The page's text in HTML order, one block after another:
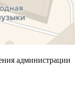
администрации